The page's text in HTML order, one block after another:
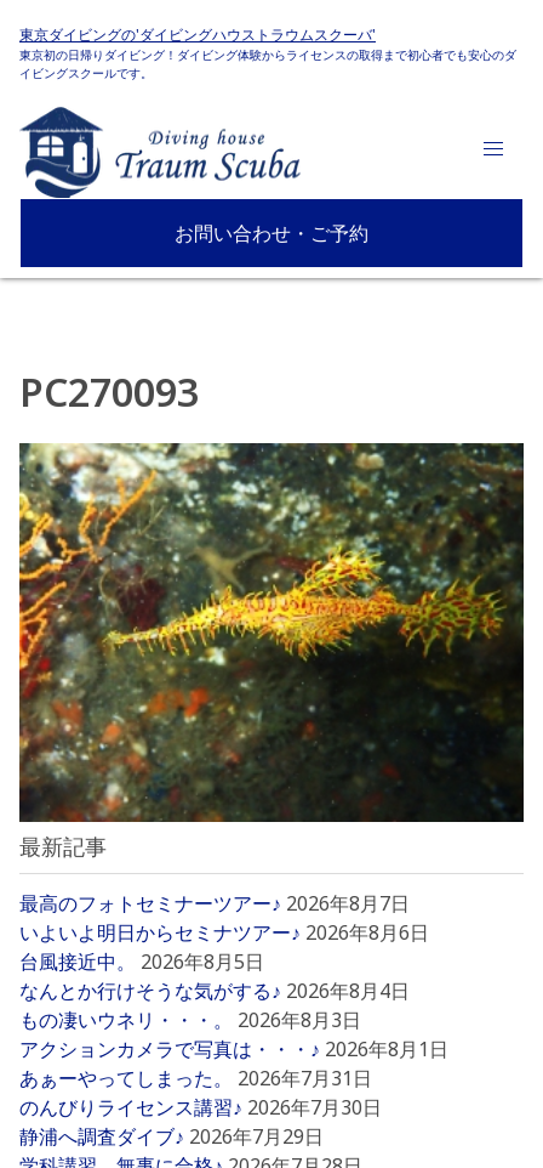
東京ダイビングの'ダイビングハウストラウムスクーバ'
東京初の日帰りダイビング！ダイビング体験からライセンスの取得まで初心者でも安心のダ
イビングスクールです。
お問い合わせ・ご予約
PC270093
最新記事
最高のフォトセミナーツアー♪ 2026年8月7日
いよいよ明日からセミナツアー♪ 2026年8月6日
台風接近中。
2026年8月5日
なんとか行けそうな気がする♪ 2026年8月4日
もの凄いウネリ・・・。
2026年8月3日
アクションカメラで写真は・・・♪ 2026年8月1日
あぁーやってしまった。
2026年7月31日
のんびりライセンス講習♪ 2026年7月30日
静浦へ調査ダイブ♪ 2026年7月29日